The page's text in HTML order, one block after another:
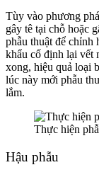
Tùy vào phương
gây tê tại chỗ hoặc
phẫu thuật để chỉnh
khẩu cố định lại vết
xong, hiệu quả loại
lúc này mới phẫu
lắm.
Thực hiện
Hậu phẫu